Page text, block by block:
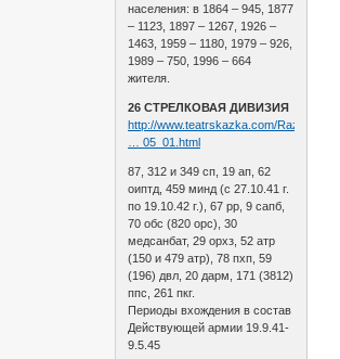
населения: в 1864 – 945, 1877
– 1123, 1897 – 1267, 1926 –
1463, 1959 – 1180, 1979 – 926,
1989 – 750, 1996 – 664
жителя.
26 СТРЕЛКОВАЯ ДИВИЗИЯ
http://www.teatrskazka.com/Raznoe/
… 05_01.html
87, 312 и 349 сп, 19 ап, 62
оиптд, 459 минд (с 27.10.41 г.
по 19.10.42 г.), 67 рр, 9 сапб,
70 обс (820 орс), 30
медсанбат, 29 орхз, 52 атр
(150 и 479 атр), 78 пхп, 59
(196) двл, 20 дарм, 171 (3812)
ппс, 261 пкг.
Периоды вхождения в состав
Действующей армии 19.9.41-
9.5.45